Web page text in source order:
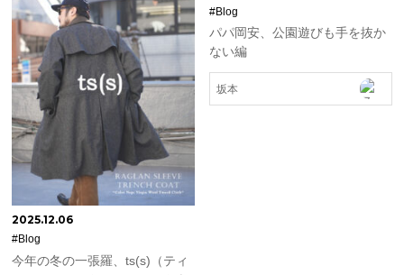
2025.12.06
#Blog
今年の冬の一張羅、ts(s)（ティ
#Blog
パパ岡安、公園遊びも手を抜か
ない編
坂本